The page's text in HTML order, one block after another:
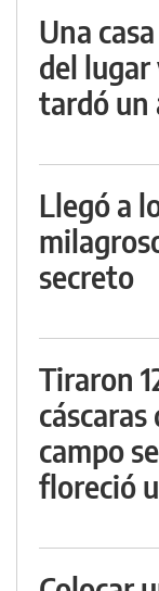
Una
del
tardó un
Llegó a
secreto
Tiraron
campo
floreció